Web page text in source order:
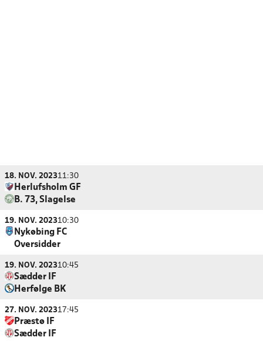
18. NOV. 202311:30
Herlufsholm GF
B. 73, Slagelse
19. NOV. 202310:30
Nykøbing FC
Oversidder
19. NOV. 202310:45
Sædder IF
Herfølge BK
27. NOV. 202317:45
Præstø IF
Sædder IF